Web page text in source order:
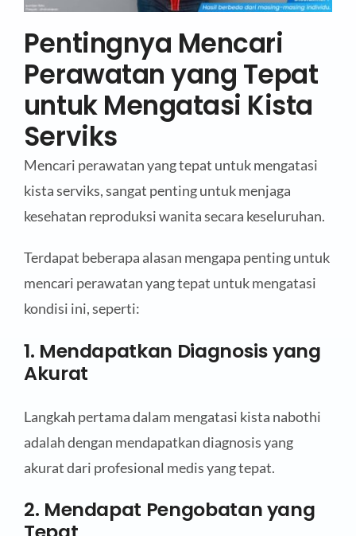
Pentingnya Mencari
Perawatan yang Tepat
untuk Mengatasi Kista
Serviks
Mencari perawatan yang tepat untuk mengatasi
kista serviks, sangat penting untuk menjaga
kesehatan reproduksi wanita secara keseluruhan.
Terdapat beberapa alasan mengapa penting untuk
mencari perawatan yang tepat untuk mengatasi
kondisi ini, seperti:
1. Mendapatkan Diagnosis yang
Akurat
Langkah pertama dalam mengatasi kista nabothi
adalah dengan mendapatkan diagnosis yang
akurat dari profesional medis yang tepat.
2. Mendapat Pengobatan yang